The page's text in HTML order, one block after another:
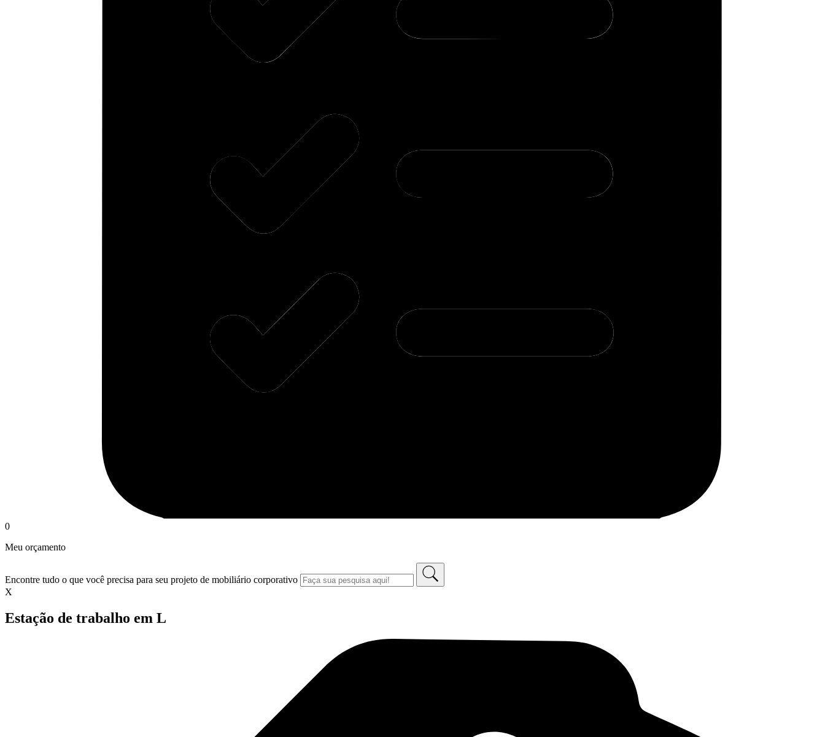
0
Meu orçamento
Encontre tudo o que você precisa para seu projeto de mobiliário corporativo
X
Estação de trabalho em L